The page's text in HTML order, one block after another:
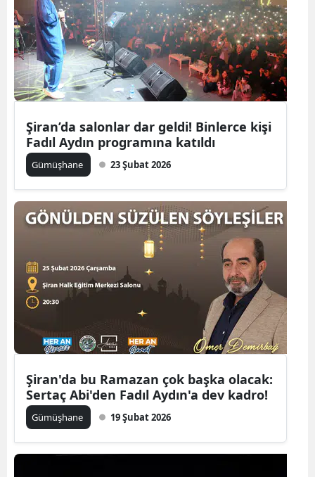
Malatya
Manisa
Kahramanmaraş
Muğla
Nevşehir
Niğde
Rize
Sakarya
Samsun
Sinop
Tekirdağ
Şiran’da salonlar dar geldi! Binlerce kişi
Fadıl Aydın programına katıldı
Gümüşhane 23 Şubat 2026
Şiran'da bu Ramazan çok başka olacak:
Sertaç Abi'den Fadıl Aydın'a dev kadro!
Gümüşhane 19 Şubat 2026